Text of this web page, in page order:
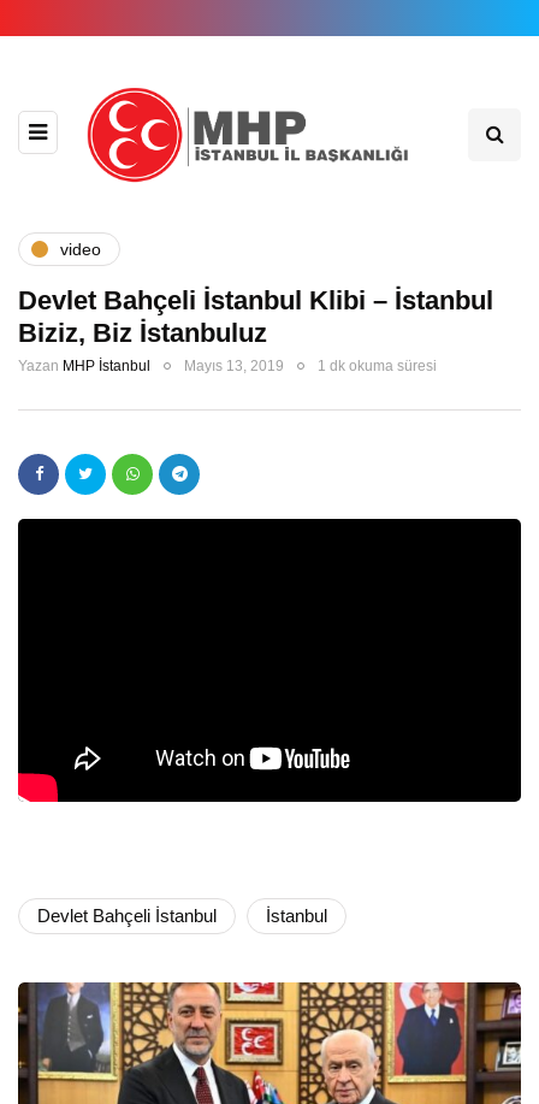
video
Devlet Bahçeli İstanbul Klibi – İstanbul
Biziz, Biz İstanbuluz
Yazan MHP İstanbul Mayıs 13, 2019 1 dk okuma süresi
Devlet Bahçeli İstanbul İstanbul